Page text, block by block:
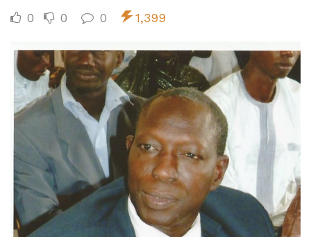
0 0 0 1,399